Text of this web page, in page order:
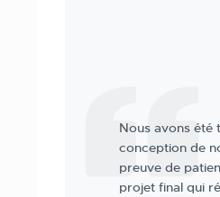
Notre
tout géré avec
l’écoute de nos
graphique est